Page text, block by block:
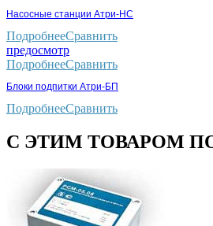
Насосные станции Атри-НС
ПодробнееСравнить
предосмотр
ПодробнееСравнить
Блоки подпитки Атри-БП
ПодробнееСравнить
С ЭТИМ ТОВАРОМ